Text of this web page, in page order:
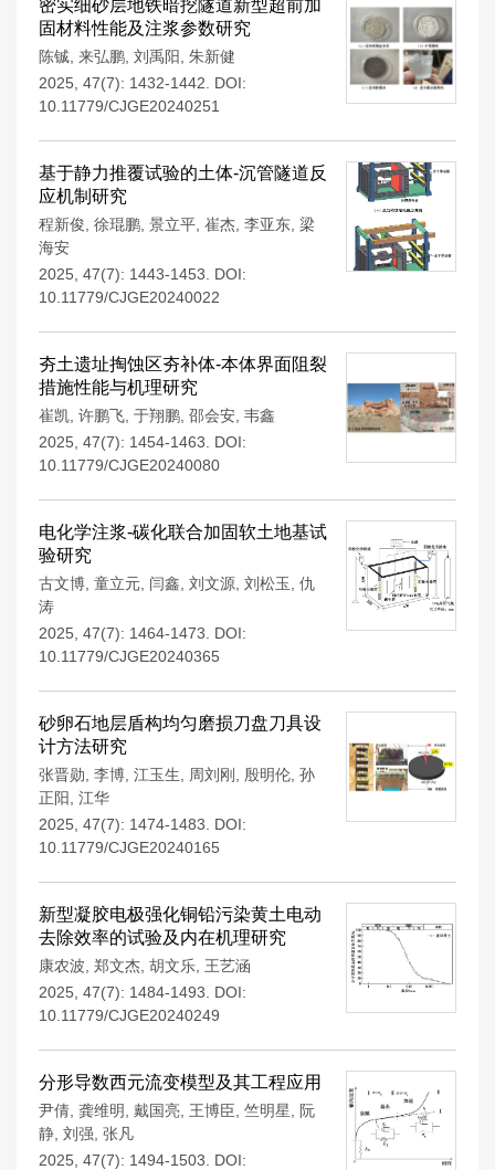
密实细砂层地铁暗挖隧道新型超前加
固材料性能及注浆参数研究
陈铖 来弘鹏 刘禹阳 朱新健
2025, 47(7): 1432-1442.
DOI:
10.11779/CJGE20240251
基于静力推覆试验的土体-沉管隧道反
应机制研究
程新俊 徐琨鹏 景立平 崔杰 李亚东 梁
海安
2025, 47(7): 1443-1453.
DOI:
10.11779/CJGE20240022
夯土遗址掏蚀区夯补体-本体界面阻裂
措施性能与机理研究
崔凯 许鹏飞 于翔鹏 邵会安 韦鑫
2025, 47(7): 1454-1463.
DOI:
10.11779/CJGE20240080
电化学注浆-碳化联合加固软土地基试
验研究
古文博 童立元 闫鑫 刘文源 刘松玉
仇
涛
2025, 47(7): 1464-1473.
DOI:
10.11779/CJGE20240365
砂卵石地层盾构均匀磨损刀盘刀具设
计方法研究
张晋勋 李博 江玉生 周刘刚 殷明伦 孙
正阳 江华
2025, 47(7): 1474-1483.
DOI:
10.11779/CJGE20240165
新型凝胶电极强化铜铅污染黄土电动
去除效率的试验及内在机理研究
康农波 郑文杰 胡文乐 王艺涵
2025, 47(7): 1484-1493.
DOI:
10.11779/CJGE20240249
分形导数西元流变模型及其工程应用
尹倩 龚维明 戴国亮 王博臣 竺明星
阮
静 刘强 张凡
2025, 47(7): 1494-1503.
DOI: